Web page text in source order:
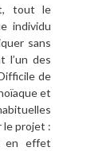
tout le
individu
sans
l’un des
de
ïaque et
le projet :
en effet